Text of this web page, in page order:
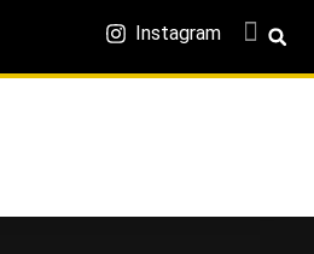
Instagram